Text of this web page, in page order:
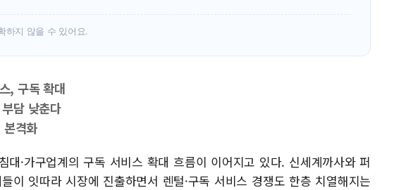
하지 않을 수 있어요.
, 구독 확대
담 낮춘다
격화
·가구업계의 구독 서비스 확대 흐름이 이어지고 있다. 신세계까사와 퍼
이 잇따라 시장에 진출하면서 렌털·구독 서비스 경쟁도 한층 치열해지는